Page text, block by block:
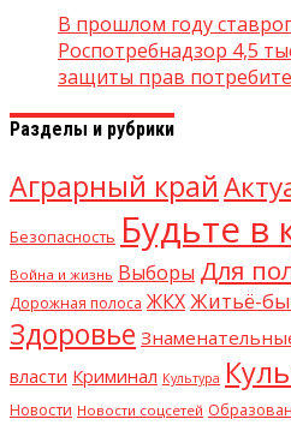
В прошлом году
Роспотребнадзор 4,5
защиты прав
Разделы и рубрики
Аграрный край
Безопасность Будьте в
Война и жизнь Выборы Для
Дорожная полоса ЖКХЖитьё-
Здоровье
власти Криминал Культура
Новости Новости соцсетей